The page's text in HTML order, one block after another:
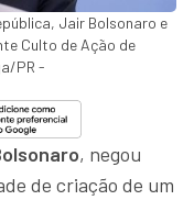
Jair Bolsonaro e
Culto de Ação de
PR -
, negou
de criação de um